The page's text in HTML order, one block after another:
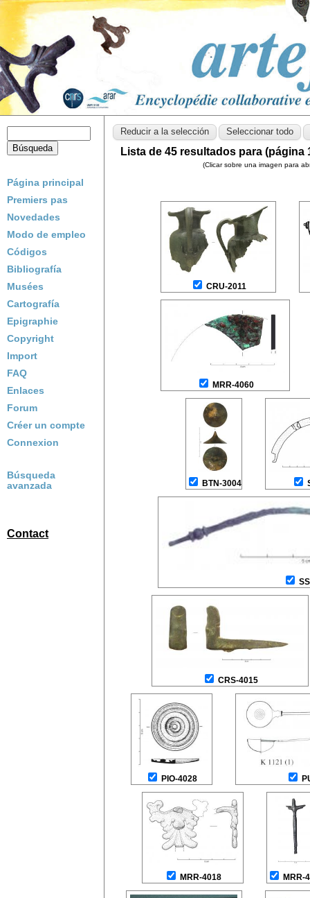
Página principal
Premiers pas
Novedades
Modo de empleo
Códigos
Bibliografía
Musées
Cartografía
Epigraphie
Copyright
Import
FAQ
Enlaces
Forum
Créer un compte
Connexion
Búsqueda
avanzada
Contact
Lista de 45 resultados para (página
(Clicar sobre una imagen para
CRU-2011
MRR-4060
BTN-3004
CRS-4015
PIO-4028
MRR-4018 MRR-